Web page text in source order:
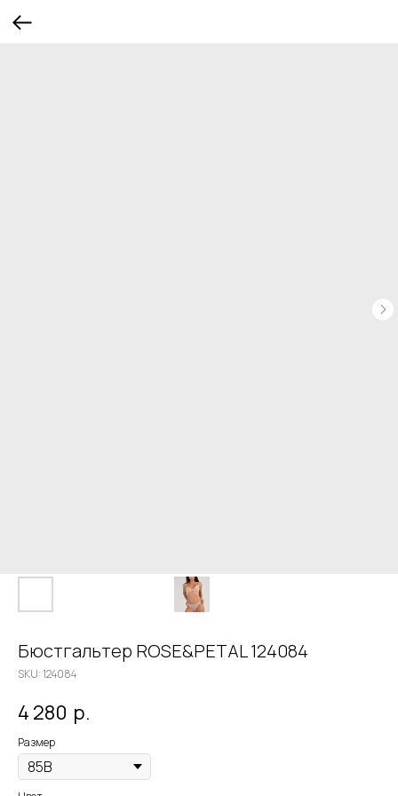
Бюстгальтер ROSE&PETAL 124084
SKU:124084
4 280 р.
Размер